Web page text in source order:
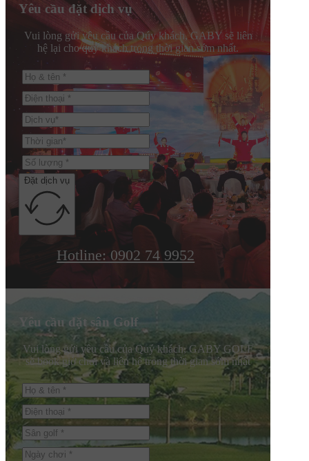
Yêu cầu đặt dịch vụ
Vui lòng gửi yêu cầu của Qúy khách, GABY sẽ liên
hệ lại cho quý khách trong thời gian sớm nhất.
Đặt dịch vụ
Hotline: 0902 74 9952
Yêu cầu đặt sân Golf
Vui lòng gửi yêu cầu của Quý khách, GABY GOLF
sẽ book giờ chơi và liên hệ trong thời gian sớm nhất